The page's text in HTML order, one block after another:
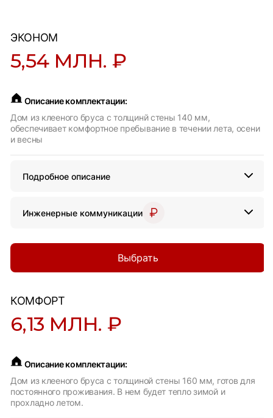
ЭКОНОМ
5,54 МЛН. ₽
Описание комплектации:
Дом из клееного бруса с толщинй стены 140 мм,
обеспечивает комфортное пребывание в течении лета, осени
и весны
Подробное описание
Инженерные коммуникации
Выбрать
КОМФОРТ
6,13 МЛН. ₽
Описание комплектации:
Дом из клееного бруса с толщиной стены 160 мм, готов для
постоянного проживания. В нем будет тепло зимой и
прохладно летом.